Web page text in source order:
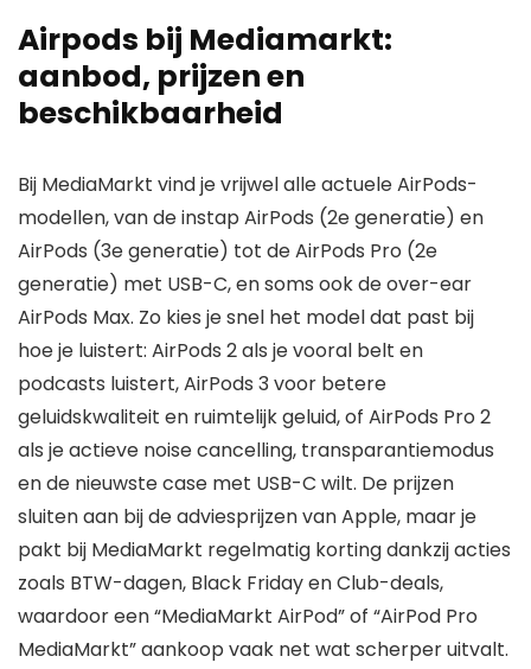
Airpods bij Mediamarkt:
aanbod, prijzen en
beschikbaarheid
Bij MediaMarkt vind je vrijwel alle actuele AirPods-
modellen, van de instap AirPods (2e generatie) en
AirPods (3e generatie) tot de AirPods Pro (2e
generatie) met USB-C, en soms ook de over-ear
AirPods Max. Zo kies je snel het model dat past bij
hoe je luistert: AirPods 2 als je vooral belt en
podcasts luistert, AirPods 3 voor betere
geluidskwaliteit en ruimtelijk geluid, of AirPods Pro 2
als je actieve noise cancelling, transparantiemodus
en de nieuwste case met USB-C wilt. De prijzen
sluiten aan bij de adviesprijzen van Apple, maar je
pakt bij MediaMarkt regelmatig korting dankzij acties
zoals BTW-dagen, Black Friday en Club-deals,
waardoor een “MediaMarkt AirPod” of “AirPod Pro
MediaMarkt” aankoop vaak net wat scherper uitvalt.